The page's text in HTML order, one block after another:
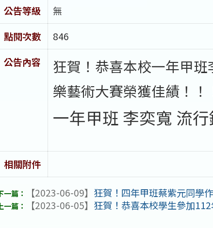
公告等級
無
點閱次數
846
公告內容
狂賀！恭喜本校一年甲
樂藝術大賽榮獲佳績！！
一年甲班 李奕寬 流
相關附件
【2023-06-09】 狂賀！四年甲班蔡紫元同學
【2023-06-05】 狂賀！恭喜本校學生參加